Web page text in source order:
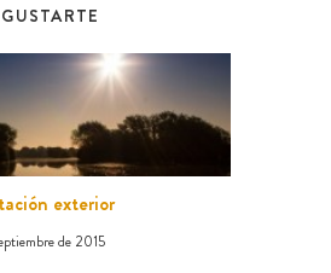
exterior
de 2015